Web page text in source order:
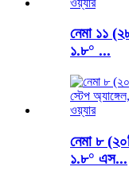
নেমা ১১
১.৮° ...
নেমা ৮
১.৮° এস...